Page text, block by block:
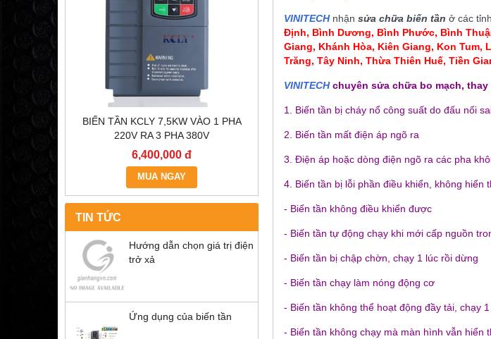
BIẾN TẦN KCLY 7,5KW VÀO 1 PHA
220V RA 3 PHA 380V
6,400,000 đ
MUA NGAY
LOẠI CÓ DÂY
110,000 đ
MUA NGAY
TIN TỨC
Hướng dẫn chọn giá trị điện
trở xả
Ứng dụng của biến tần
VINITECHnhận sửa chữa biến tần ở các
Định, Bình Dương, Bình Phước, Bình
Giang, Khánh Hòa, Kiên Giang, Kon Tum,
Trăng, Tây Ninh, Thừa Thiên Huế, Tiền
VINITECHchuyên sửa chữa bo mạch,
1. Biến tần bị cháy nổ công suất do đấu nối
2. Biến tần mất điện áp ngõ ra
3. Điện áp hoặc dòng điện ngõ ra các pha
4. Biến tần bị lỗi phần điều khiển, không hiển
- Biến tần không điều khiển được
- Biến tần tự động chạy khi mới cấp nguồn
- Biến tần bị chập chờn, chạy 1 lúc rồi dừng
- Biến tần chạy làm nóng động cơ
- Biến tần không thể hoạt động đầy tải, chạy
- Biến tần không chạy mà màn hình vẫn hiển